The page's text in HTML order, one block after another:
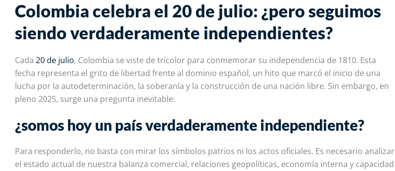
Colombia celebra el 20 de julio: ¿pero seguimos
siendo verdaderamente independientes?
Cada 20 de julio, Colombia se viste de tricolor para conmemorar su independencia de 1810. Esta
fecha representa el grito de libertad frente al dominio español, un hito que marcó el inicio de una
lucha por la autodeterminación, la soberanía y la construcción de una nación libre. Sin embargo, en
pleno 2025, surge una pregunta inevitable:
¿somos hoy un país verdaderamente independiente?
Para responderlo, no basta con mirar los símbolos patrios ni los actos oficiales. Es necesario analizar
el estado actual de nuestra balanza comercial, relaciones geopolíticas, economía interna y capacidad